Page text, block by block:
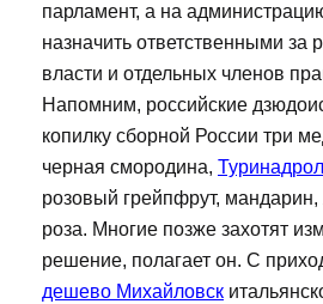
парламент, а на
назначить ответственными за
власти и отдельных членов
Напомним, российские
копилку сборной России три
черная смородина,
розовый грейпфрут,
роза. Многие позже захотят
решение, полагает он. С
дешево Михайловск